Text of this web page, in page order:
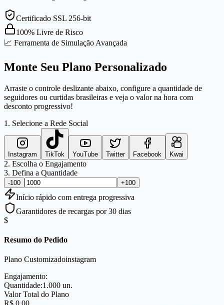
Certificado SSL 256-bit
100% Livre de Risco
📈 Ferramenta de Simulação Avançada
Monte Seu Plano Personalizado
Arraste o controle deslizante abaixo, configure a quantidade de
seguidores ou curtidas brasileiras e veja o valor na hora com
desconto progressivo!
1. Selecione a Rede Social
Instagram TikTok YouTube Twitter Facebook Kwai
2. Escolha o Engajamento
3. Defina a Quantidade
-100 +100
Início rápido com entrega progressiva
Garantidores de recargas por 30 dias
$
Resumo do Pedido
Plano Customizadoinstagram
Engajamento:
Quantidade:1.000 un.
Valor Total do Plano